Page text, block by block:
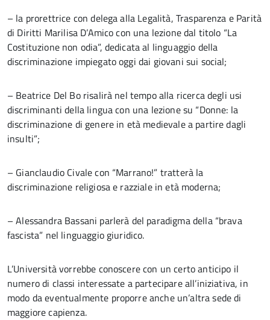
– la prorettrice con delega alla Legalità, Trasparenza e Parità
di Diritti Marilisa D’Amico con una lezione dal titolo “La
Costituzione non odia”, dedicata al linguaggio della
discriminazione impiegato oggi dai giovani sui social;
– Beatrice Del Bo risalirà nel tempo alla ricerca degli usi
discriminanti della lingua con una lezione su “Donne: la
discriminazione di genere in età medievale a partire dagli
insulti”;
– Gianclaudio Civale con “Marrano!” tratterà la
discriminazione religiosa e razziale in età moderna;
– Alessandra Bassani parlerà del paradigma della “brava
fascista” nel linguaggio giuridico.
L’Università vorrebbe conoscere con un certo anticipo il
numero di classi interessate a partecipare all’iniziativa, in
modo da eventualmente proporre anche un’altra sede di
maggiore capienza.